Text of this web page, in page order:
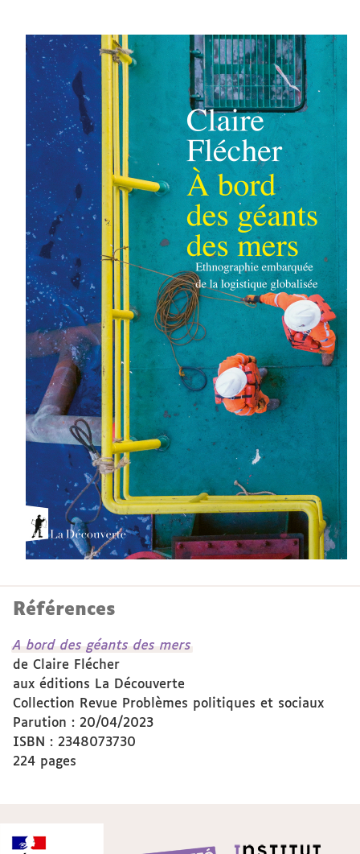
Références
A bord des géants des mers
de Claire Flécher
aux éditions La Découverte
Collection Revue Problèmes politiques et sociaux
Parution : 20/04/2023
ISBN : 2348073730
224 pages